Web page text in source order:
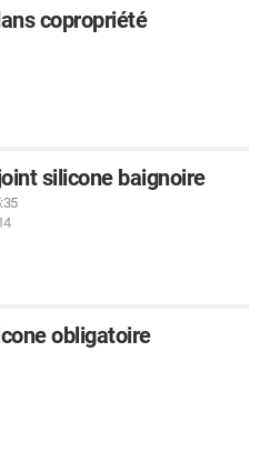
copropriété
silicone baignoire
obligatoire